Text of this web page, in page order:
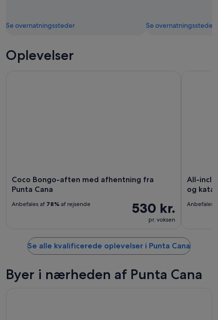
Se overnatningssteder Se overnatningssteder
Oplevelser
Coco Bongo-aften med afhentning fra
Punta Cana
530 kr.
pr. voksen
Anbefales af 78% af rejsende
All-
og
Anbefales
Se alle kvalificerede oplevelser i Punta Cana
Byer i nærheden af Punta Cana